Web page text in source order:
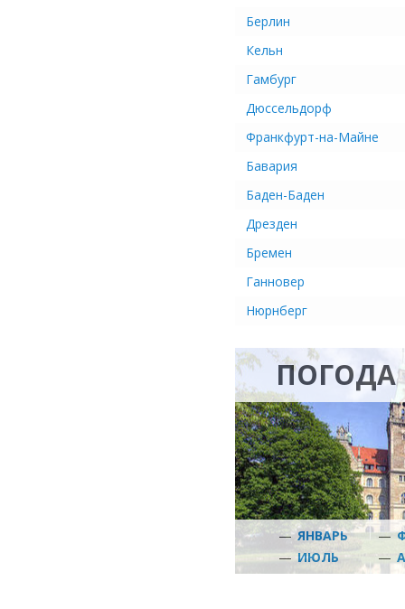
Берлин
Кельн
Гамбург
Дюссельдорф
Франкфурт-на-Майне
Бавария
Баден-Баден
Дрезден
Бремен
Ганновер
Нюрнберг
ПОГОДА
—ЯНВАРЬ —
— ИЮЛЬ —